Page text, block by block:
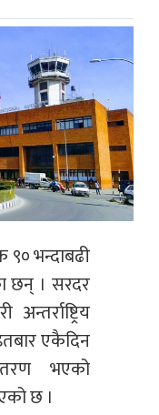
९० भन्दाबढी
छन् । सरदर
एकैदिन
भएको
छ ।